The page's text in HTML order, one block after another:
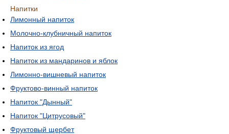
Напитки
Лимонный напиток
Молочно-клубничный напиток
Напиток из ягод
Напиток из мандаринов и яблок
Лимонно-вишневый напиток
Фруктово-винный напиток
Напиток "Дынный"
Напиток "Цитрусовый"
Фруктовый щербет